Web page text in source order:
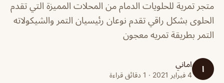
متجر تمرية للحلويات الدمام من المحلات المميزة التي تقدم
الحلوى بشكل راقي تقدم نوعان رئيسيان التمر والشيكولاته
التمر بطريقة تمريه معجون
ا اماني
4 فبراير 2021 · 1 دقائق قراءة